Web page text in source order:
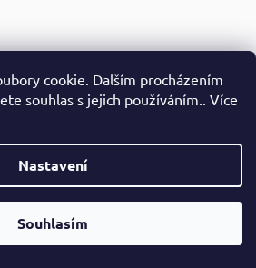
cookie. Dalším procházením
souhlas s jejich používáním.. Více
Nastavení
Souhlasím